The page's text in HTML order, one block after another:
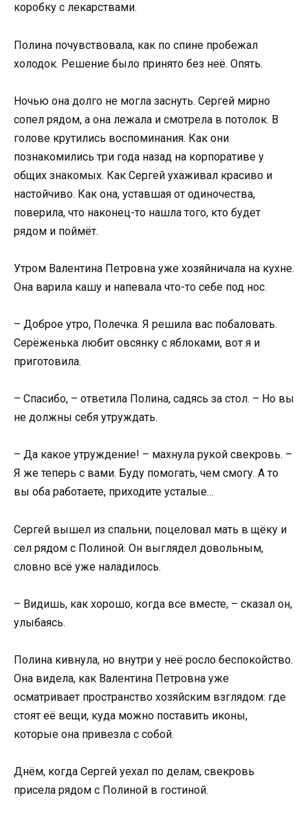
коробку с лекарствами.
Полина почувствовала, как по спине пробежал
холодок. Решение было принято без неё. Опять.
Ночью она долго не могла заснуть. Сергей мирно
сопел рядом, а она лежала и смотрела в потолок. В
голове крутились воспоминания. Как они
познакомились три года назад на корпоративе у
общих знакомых. Как Сергей ухаживал красиво и
настойчиво. Как она, уставшая от одиночества,
поверила, что наконец-то нашла того, кто будет
рядом и поймёт.
Утром Валентина Петровна уже хозяйничала на кухне.
Она варила кашу и напевала что-то себе под нос.
– Доброе утро, Полечка. Я решила вас побаловать.
Серёженька любит овсянку с яблоками, вот я и
приготовила.
– Спасибо, – ответила Полина, садясь за стол. – Но вы
не должны себя утруждать.
– Да какое утруждение! – махнула рукой свекровь. –
Я же теперь с вами. Буду помогать, чем смогу. А то
вы оба работаете, приходите усталые…
Сергей вышел из спальни, поцеловал мать в щёку и
сел рядом с Полиной. Он выглядел довольным,
словно всё уже наладилось.
– Видишь, как хорошо, когда все вместе, – сказал он,
улыбаясь.
Полина кивнула, но внутри у неё росло беспокойство.
Она видела, как Валентина Петровна уже
осматривает пространство хозяйским взглядом: где
стоят её вещи, куда можно поставить иконы,
которые она привезла с собой.
Днём, когда Сергей уехал по делам, свекровь
присела рядом с Полиной в гостиной.